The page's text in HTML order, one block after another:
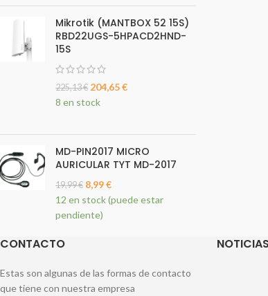
Mikrotik (MANTBOX 52 15S)
RBD22UGS-5HPACD2HND-
15S
225,13€ 204,65€
8 en stock
MD-PIN2017 MICRO
AURICULAR TYT MD-2017
19,99€ 8,99€
12 en stock (puede estar
pendiente)
CONTACTO
Estas son algunas de las formas de contacto
que tiene con nuestra empresa